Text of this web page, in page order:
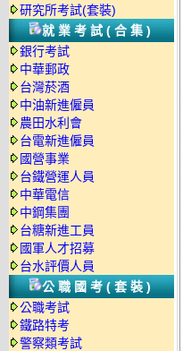
研究所考試(套裝)
就業考試(合集)
銀行考試
中華郵政
台灣菸酒
中油新進僱員
農田水利會
台電新進僱員
國營事業
台鐵營運人員
中華電信
中鋼集團
台糖新進工員
國軍人才招募
台水評價人員
公職國考(套裝)
公職考試
鐵路特考
警察類考試